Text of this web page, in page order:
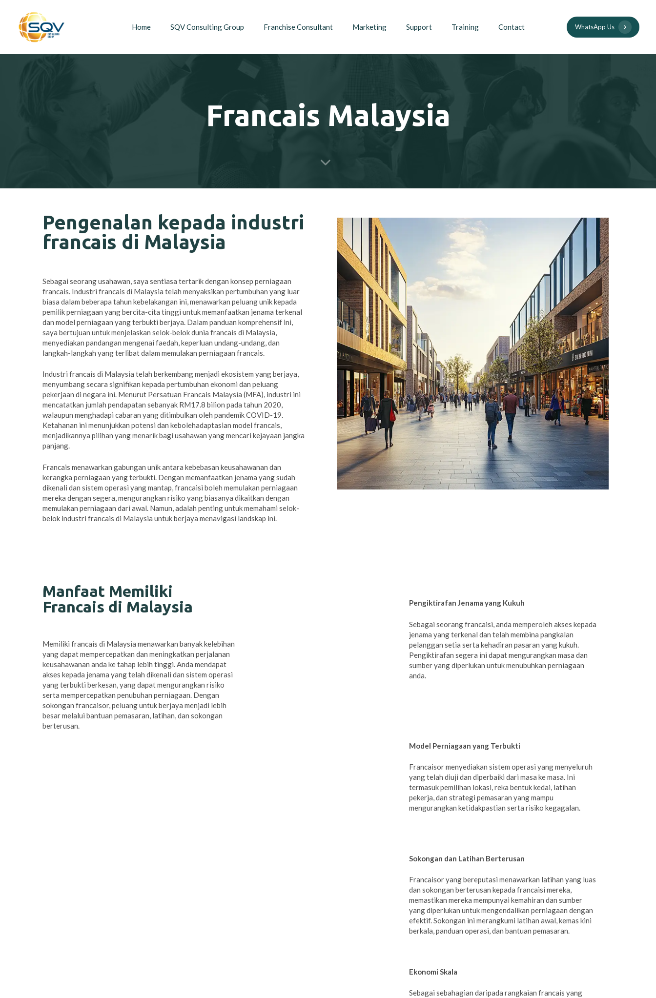
Home SQV Consulting Group Franchise Consultant Marketing Support Training Contact WhatsApp Us
Francais Malaysia
Pengenalan kepada industri
francais di Malaysia
Sebagai seorang usahawan, saya sentiasa tertarik dengan konsep perniagaan
francais. Industri francais di Malaysia telah menyaksikan pertumbuhan yang luar
biasa dalam beberapa tahun kebelakangan ini, menawarkan peluang unik kepada
pemilik perniagaan yang bercita-cita tinggi untuk memanfaatkan jenama terkenal
dan model perniagaan yang terbukti berjaya. Dalam panduan komprehensif ini,
saya bertujuan untuk menjelaskan selok-belok dunia francais di Malaysia,
menyediakan pandangan mengenai faedah, keperluan undang-undang, dan
langkah-langkah yang terlibat dalam memulakan perniagaan francais.
Industri francais di Malaysia telah berkembang menjadi ekosistem yang berjaya,
menyumbang secara signifikan kepada pertumbuhan ekonomi dan peluang
pekerjaan di negara ini. Menurut Persatuan Francais Malaysia (MFA), industri ini
mencatatkan jumlah pendapatan sebanyak RM17.8 bilion pada tahun 2020,
walaupun menghadapi cabaran yang ditimbulkan oleh pandemik COVID-19.
Ketahanan ini menunjukkan potensi dan kebolehadaptasian model francais,
menjadikannya pilihan yang menarik bagi usahawan yang mencari kejayaan jangka
panjang.
Francais menawarkan gabungan unik antara kebebasan keusahawanan dan
kerangka perniagaan yang terbukti. Dengan memanfaatkan jenama yang sudah
dikenali dan sistem operasi yang mantap, francaisi boleh memulakan perniagaan
mereka dengan segera, mengurangkan risiko yang biasanya dikaitkan dengan
memulakan perniagaan dari awal. Namun, adalah penting untuk memahami selok-
belok industri francais di Malaysia untuk berjaya menavigasi landskap ini.
Manfaat Memiliki
Francais di Malaysia
Memiliki francais di Malaysia menawarkan banyak kelebihan
yang dapat mempercepatkan dan meningkatkan perjalanan
keusahawanan anda ke tahap lebih tinggi. Anda mendapat
akses kepada jenama yang telah dikenali dan sistem operasi
yang terbukti berkesan, yang dapat mengurangkan risiko
serta mempercepatkan penubuhan perniagaan. Dengan
sokongan francaisor, peluang untuk berjaya menjadi lebih
besar melalui bantuan pemasaran, latihan, dan sokongan
berterusan.
Pengiktirafan Jenama yang Kukuh
Sebagai seorang francaisi, anda memperoleh akses kepada
jenama yang terkenal dan telah membina pangkalan
pelanggan setia serta kehadiran pasaran yang kukuh.
Pengiktirafan segera ini dapat mengurangkan masa dan
sumber yang diperlukan untuk menubuhkan perniagaan
anda.
Model Perniagaan yang Terbukti
Francaisor menyediakan sistem operasi yang menyeluruh
yang telah diuji dan diperbaiki dari masa ke masa. Ini
termasuk pemilihan lokasi, reka bentuk kedai, latihan
pekerja, dan strategi pemasaran yang mampu
mengurangkan ketidakpastian serta risiko kegagalan.
Sokongan dan Latihan Berterusan
Francaisor yang bereputasi menawarkan latihan yang luas
dan sokongan berterusan kepada francaisi mereka,
memastikan mereka mempunyai kemahiran dan sumber
yang diperlukan untuk mengendalikan perniagaan dengan
efektif. Sokongan ini merangkumi latihan awal, kemas kini
berkala, panduan operasi, dan bantuan pemasaran.
Ekonomi Skala
Sebagai sebahagian daripada rangkaian francais yang